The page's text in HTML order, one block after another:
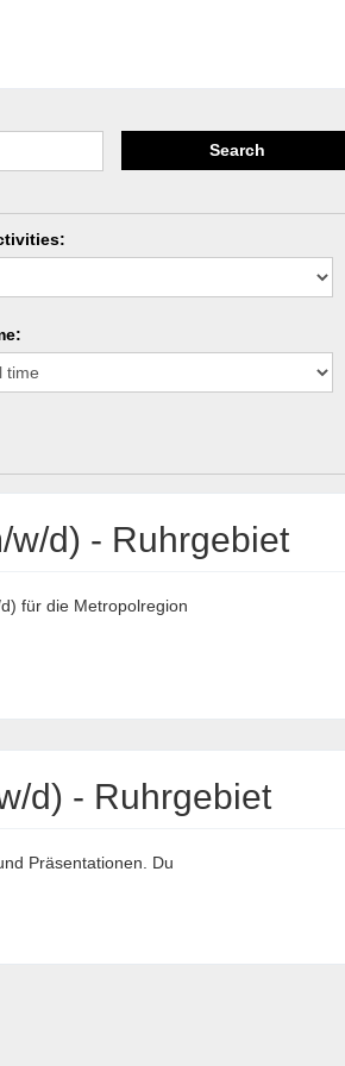
Search
:
:
w/d) - Ruhrgebiet
für die Metropolregion
d) - Ruhrgebiet
Präsentationen. Du